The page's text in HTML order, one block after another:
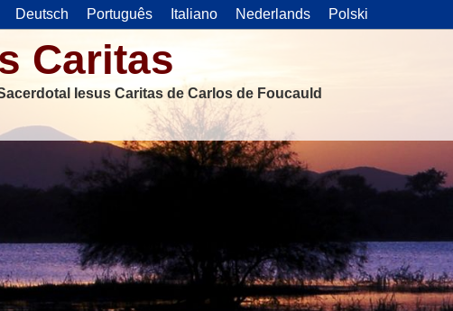
Deutsch Português Italiano Nederlands Polski
Caritas
Iesus Caritas de Carlos de Foucauld